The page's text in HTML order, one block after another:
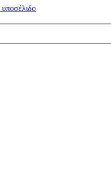
υποσέλιδο